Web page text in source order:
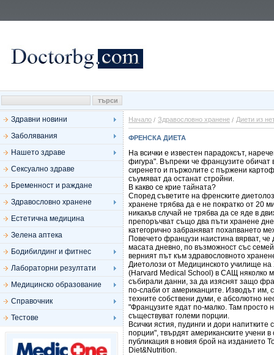
Здравни новини
Заболявания
Нашето здраве
Сексуално здраве
Бременност и раждане
Здравословно хранене
Естетична медицина
Зелена аптека
Бодибилдинг и фитнес
Лабораторни резултати
Медицинско образование
Справочник
Тестове
Начало Здравословно хранене Диети из
ФРЕНСКА ДИЕТА
На всички е известен парадоксът,
фигура". Въпреки че французите обичат
сиренето и пържолите с пържени
съумяват да останат стройни.
В какво се крие тайната?
Според съветите на френските
хранене трябва да е не пократко от 20
никакъв случай не трябва да се яде в
препоръчват също два пъти хранене
категорично забраняват похапването
Повечето французи наистина вярват, че
масата дневно, по възможност със
верният път към здравословното
Диетолози от Медицинското училище на
(Harvard Medical School) в САЩ няколко
събирали данни, за да изяснят защо
по-слаби от американците. Изводът им,
техните собствени думи, е абсолютно
"Французите ядат по-малко. Там просто
съществуват големи порции.
Всички ястия, пудинги и дори напитките
порции", твърдят американските учени в
публикация в новия брой на изданието
Diet&Nutrition.